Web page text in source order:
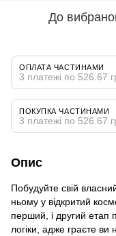
До
ОПЛАТА ЧАСТИНАМИ
3 платежі по 526.67
ПОКУПКА ЧАСТИНАМИ
3 платежі по 526.67
Опис
Побудуйте свій
ньому у відкритий
перший, і другий етап
логіки, адже граєте ви